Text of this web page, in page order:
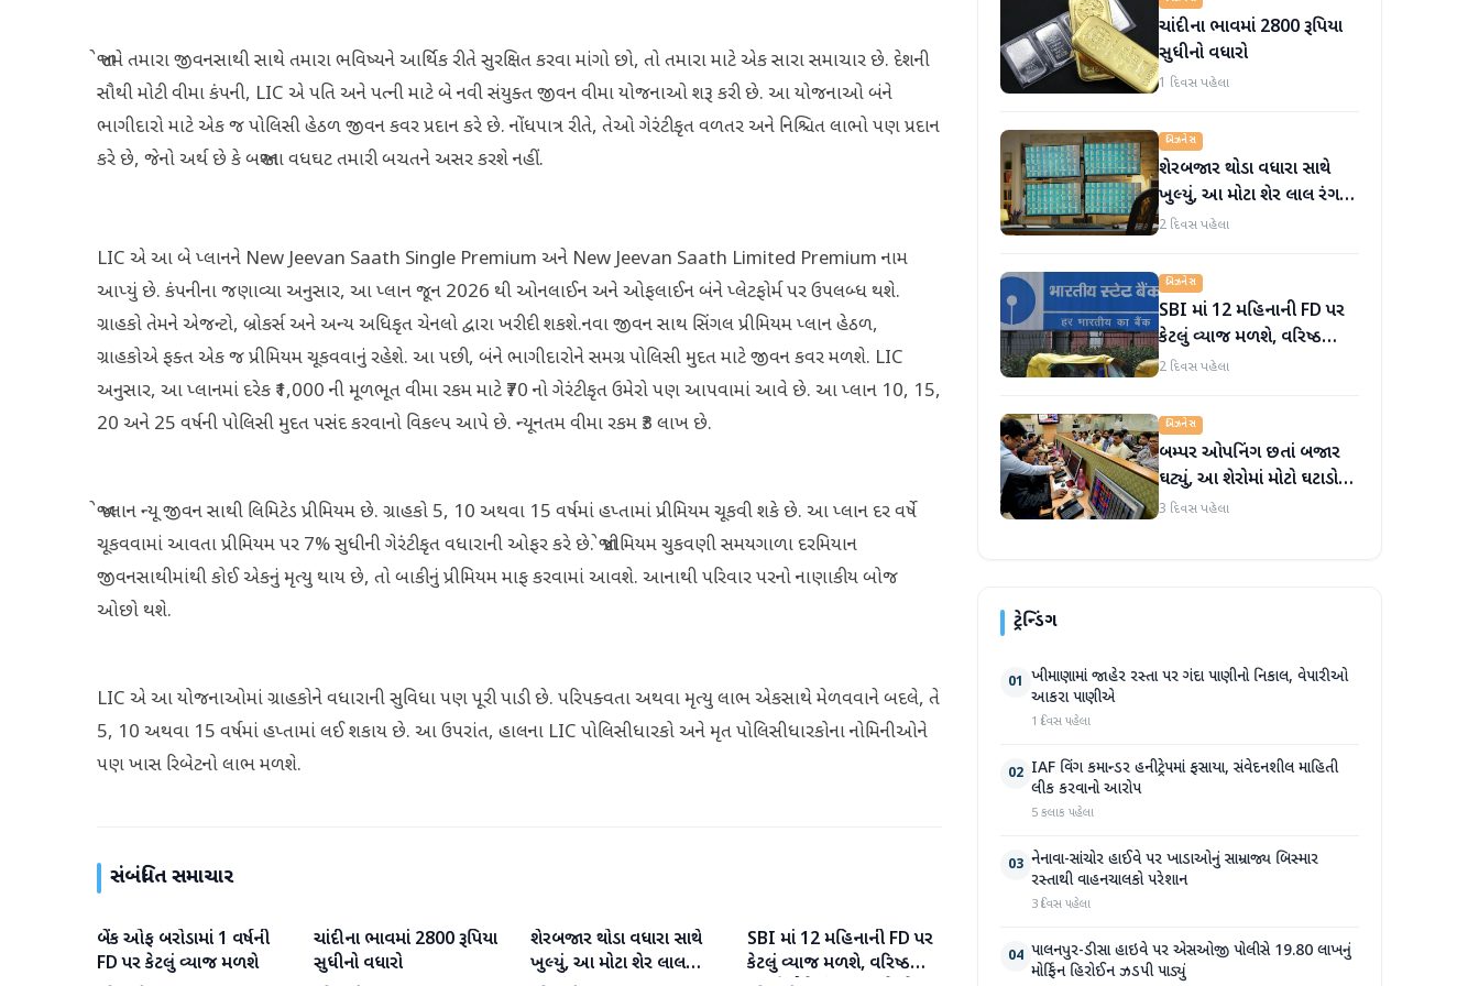
જો તમે તમારા જીવનસાથી સાથે તમારા ભવિષ્યને આર્થિક રીતે સુરક્ષિત કરવા માંગો છો, તો તમારા માટે એક સારા સમાચાર છે. દેશની
સૌથી મોટી વીમા કંપની, LIC એ પતિ અને પત્ની માટે બે નવી સંયુક્ત જીવન વીમા યોજનાઓ શરૂ કરી છે. આ યોજનાઓ બંને
ભાગીદારો માટે એક જ પોલિસી હેઠળ જીવન કવર પ્રદાન કરે છે. નોંધપાત્ર રીતે, તેઓ ગેરંટીકૃત વળતર અને નિશ્ચિત લાભો પણ પ્રદાન
કરે છે, જેનો અર્થ છે કે બજારના વધઘટ તમારી બચતને અસર કરશે નહીં.
LIC એ આ બે પ્લાનને New Jeevan Saath Single Premium અને New Jeevan Saath Limited Premium નામ
આપ્યું છે. કંપનીના જણાવ્યા અનુસાર, આ પ્લાન જૂન 2026 થી ઓનલાઈન અને ઓફલાઈન બંને પ્લેટફોર્મ પર ઉપલબ્ધ થશે.
ગ્રાહકો તેમને એજન્ટો, બ્રોકર્સ અને અન્ય અધિકૃત ચેનલો દ્વારા ખરીદી શકશે.નવા જીવન સાથ સિંગલ પ્રીમિયમ પ્લાન હેઠળ,
ગ્રાહકોએ ફક્ત એક જ પ્રીમિયમ ચૂકવવાનું રહેશે. આ પછી, બંને ભાગીદારોને સમગ્ર પોલિસી મુદત માટે જીવન કવર મળશે. LIC
અનુસાર, આ પ્લાનમાં દરેક ₹1,000 ની મૂળભૂત વીમા રકમ માટે ₹70 નો ગેરંટીકૃત ઉમેરો પણ આપવામાં આવે છે. આ પ્લાન 10, 15,
20 અને 25 વર્ષની પોલિસી મુદત પસંદ કરવાનો વિકલ્પ આપે છે. ન્યૂનતમ વીમા રકમ ₹3 લાખ છે.
જો પ્લાન ન્યૂ જીવન સાથી લિમિટેડ પ્રીમિયમ છે. ગ્રાહકો 5, 10 અથવા 15 વર્ષમાં હપ્તામાં પ્રીમિયમ ચૂકવી શકે છે. આ પ્લાન દર વર્ષે
ચૂકવવામાં આવતા પ્રીમિયમ પર 7% સુધીની ગેરંટીકૃત વધારાની ઓફર કરે છે. જો પ્રીમિયમ ચુકવણી સમયગાળા દરમિયાન
જીવનસાથીમાંથી કોઈ એકનું મૃત્યુ થાય છે, તો બાકીનું પ્રીમિયમ માફ કરવામાં આવશે. આનાથી પરિવાર પરનો નાણાકીય બોજ
ઓછો થશે.
LIC એ આ યોજનાઓમાં ગ્રાહકોને વધારાની સુવિધા પણ પૂરી પાડી છે. પરિપક્વતા અથવા મૃત્યુ લાભ એકસાથે મેળવવાને બદલે, તે
5, 10 અથવા 15 વર્ષમાં હપ્તામાં લઈ શકાય છે. આ ઉપરાંત, હાલના LIC પોલિસીધારકો અને મૃત પોલિસીધારકોના નોમિનીઓને
પણ ખાસ રિબેટનો લાભ મળશે.
સંબંધિત સમાચાર
બિઝનેસ
બેંક ઓફ બરોડામાં 1 વર્ષની
FD પર કેટલું વ્યાજ મળશે
બિઝનેસ
ચાંદીના ભાવમાં 2800 રૂપિયા
સુધીનો વધારો
બિઝનેસ
શેરબજાર થોડા વધારા સાથે
ખુલ્યું, આ મોટા શેર લાલ
બિઝનેસ
SBI માં 12 મહિનાની FD પર
કેટલું વ્યાજ મળશે, વરિષ્ઠ
ચાંદીના ભાવમાં 2800 રૂપિયા
સુધીનો વધારો
1 દિવસ પહેલા
બિઝનેસ
શેરબજાર થોડા વધારા સાથે
ખુલ્યું, આ મોટા શેર લાલ રંગમાં
ખુલ્યા
2 દિવસ પહેલા
બિઝનેસ
SBI માં 12 મહિનાની FD પર
કેટલું વ્યાજ મળશે, વરિષ્ઠ
નાગરિકોને શું લાભ મળે છે?
2 દિવસ પહેલા
બિઝનેસ
બમ્પર ઓપનિંગ છતાં બજાર
ઘટ્યું, આ શેરોમાં મોટો ઘટાડો
જોવા મળ્યો
3 દિવસ પહેલા
ટ્રેન્ડિંગ
01 ખીમાણામાં જાહેર રસ્તા પર ગંદા પાણીનો નિકાલ, વેપારીઓ
આકરા પાણીએ
1 દિવસ પહેલા
02 IAF વિંગ કમાન્ડર હનીટ્રેપમાં ફસાયા, સંવેદનશીલ માહિતી
લીક કરવાનો આરોપ
5 કલાક પહેલા
03 નેનાવા-સાંચોર હાઈવે પર ખાડાઓનું સામ્રાજ્ય બિસ્માર
રસ્તાથી વાહનચાલકો પરેશાન
3 દિવસ પહેલા
04 પાલનપુર-ડીસા હાઇવે પર એસઓજી પોલીસે 19.80 લાખનું
મોર્ફિન હિરોઈન ઝડપી પાડ્યું